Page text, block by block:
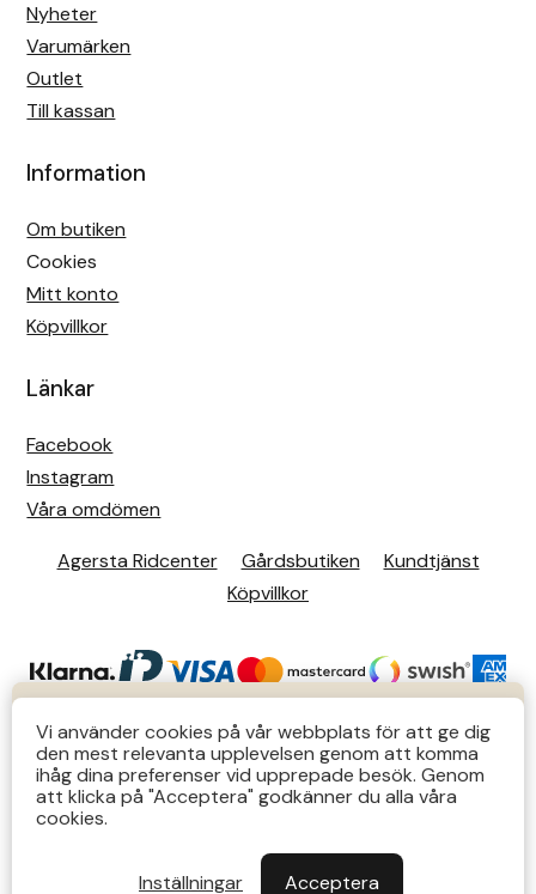
KUNDTJÄNST
Butiks- & telefontider Mån-Tors 12-14 Lör 12-14
övriga tider via e-post: order@agersta.nu
Till OUTLET>>
Nyheter
Varumärken
Outlet
Till kassan
Information
Om butiken
Cookies
Mitt konto
Köpvillkor
Länkar
Facebook
Instagram
Våra omdömen
Agersta Ridcenter Gårdsbutiken
Kundtjänst
Köpvillkor
© 2026 Agersta.
Vi använder cookies på vår webbplats för att ge dig
den mest relevanta upplevelsen genom att komma
ihåg dina preferenser vid upprepade besök. Genom
att klicka på "Acceptera" godkänner du alla våra
cookies.
Inställningar Acceptera